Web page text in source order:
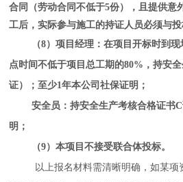
合同（劳动合同不低于5份），且提供意
工后，实际参与施工的持证人员必须与投
（8） 项目经理：在项目开标时到
点时间不低于项目总工期的80%，持安
证）；至少1年本公司社保证明；
安全员：持安全生产考核合格证书
明；
（9）本项目不接受联合体投标。
以上报名材料需清晰明确，如某